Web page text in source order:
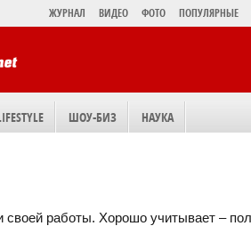
ЖУРНАЛ ВИДЕО ФОТО ПОПУЛЯРНЫЕ
ШОУ-БИЗ НАУКА
своей работы. Хорошо учитывает –